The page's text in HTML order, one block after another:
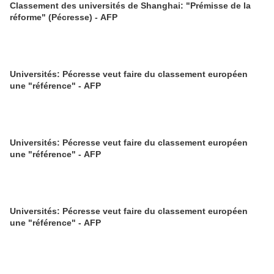
Classement des universités de Shanghai: "Prémisse de la
réforme" (Pécresse) - AFP
Universités: Pécresse veut faire du classement européen
une "référence" - AFP
Universités: Pécresse veut faire du classement européen
une "référence" - AFP
Universités: Pécresse veut faire du classement européen
une "référence" - AFP